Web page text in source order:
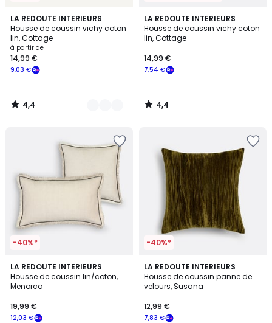
LA REDOUTE INTERIEURS
Housse de coussin vichy coton
lin, Cottage
à partir de
9,03 €
14,99 €
4,4
/ 5
4
Couleurs
4,4
/
LA REDOUTE INTERIEURS
Housse de coussin vichy coton
lin, Cottage
7,54 €
14,99 €
4,4
/ 5
4,4
/
-40%*
LA REDOUTE INTERIEURS
Housse de coussin lin/coton,
Menorca
12,03 €
19,99 €
4,7
/ 5
-40%*
LA REDOUTE INTERIEURS
Housse de coussin panne de
velours, Susana
7,83 €
12,99 €
4,4
/ 5
4
Couleurs